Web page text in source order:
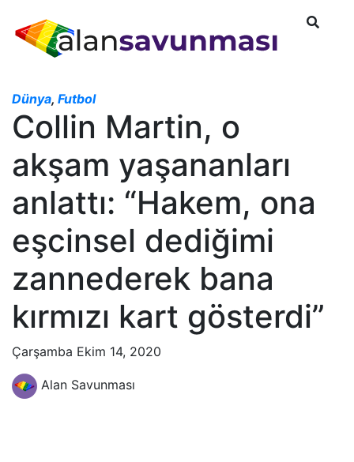
Dünya, Futbol
Collin Martin, o
akşam yaşananları
anlattı: “Hakem, ona
eşcinsel dediğimi
zannederek bana
kırmızı kart gösterdi”
Çarşamba Ekim 14, 2020
Alan Savunması